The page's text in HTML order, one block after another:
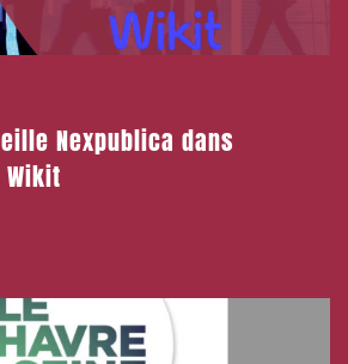
Nexpublica dans
et assurance
et Fusions-Acquisitions
la